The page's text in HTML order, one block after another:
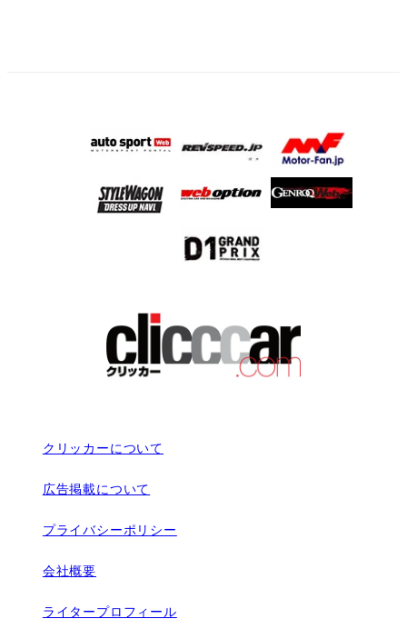
クリッカーについて
広告掲載について
プライバシーポリシー
会社概要
ライタープロフィール